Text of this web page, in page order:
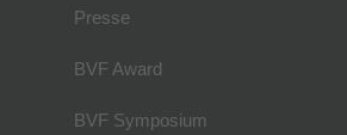
Presse
BVF Award
BVF Symposium